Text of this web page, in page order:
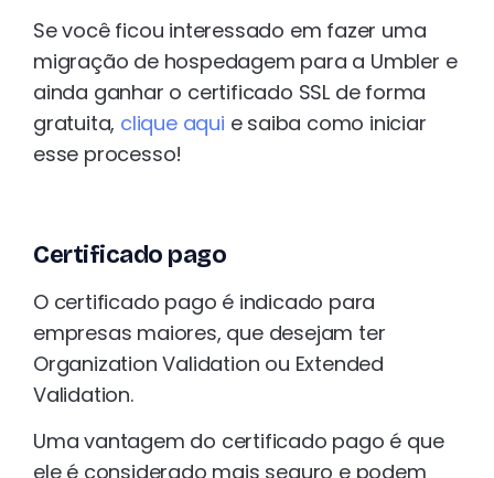
Se você ficou interessado em fazer uma
migração de hospedagem para a Umbler e
ainda ganhar o certificado SSL de forma
gratuita, clique aqui e saiba como iniciar
esse processo!
Certificado pago
O certificado pago é indicado para
empresas maiores, que desejam ter
Organization Validation ou Extended
Validation.
Uma vantagem do certificado pago é que
ele é considerado mais seguro e podem